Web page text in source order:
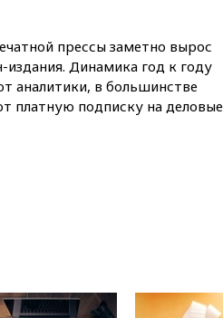
прессы заметно вырос
издания. Динамика год к году
аналитики, в большинстве
платную подписку на деловые